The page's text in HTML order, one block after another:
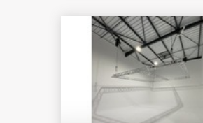
exploitée et
visible en
Rillieux-la-Pape, près
Lyon. LOT PALANS
COMPL...